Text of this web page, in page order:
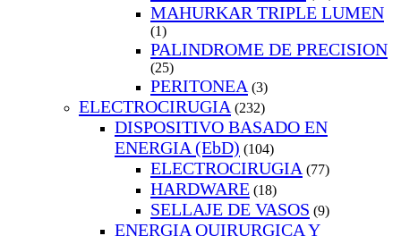
MAHURKAR TRIPLE LUMEN
(1)
PALINDROME DE PRECISION
(25)
PERITONEA (3)
ELECTROCIRUGIA (232)
DISPOSITIVO BASADO EN
ENERGIA (EbD) (104)
ELECTROCIRUGIA (77)
HARDWARE (18)
SELLAJE DE VASOS (9)
ENERGIA QUIRURGICA Y